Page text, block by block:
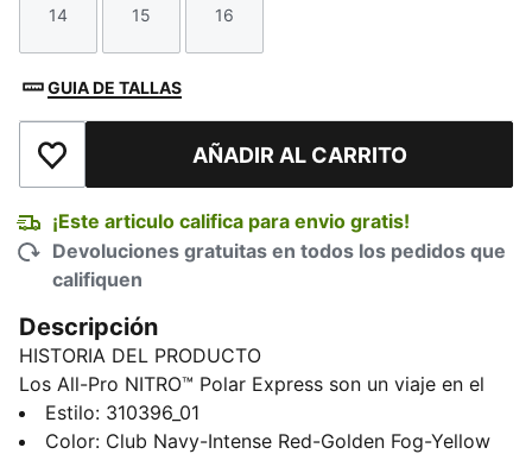
Talla
14
Talla
15
Talla
16
GUIA DE TALLAS
Añadir a la lista de deseosAÑADIR AL CARRITO
¡Este articulo califica para envio gratis!
Devoluciones gratuitas en todos los pedidos que
califiquen
Descripción
HISTORIA DEL PRODUCTO
Los All-Pro NITRO™ Polar Express son un viaje en el
expreso polar. Le dimos vida a la magia de las Fiestas,
con materiales metalizados y detalles ocultos que
Estilo: 310396_01
Color: Club Navy-Intense Red-Golden Fog-Yellow